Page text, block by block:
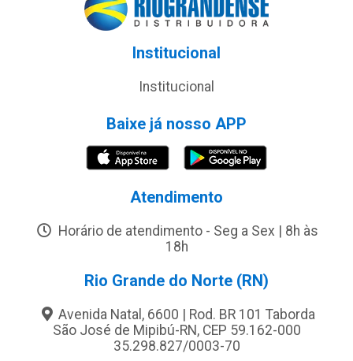
Institucional
Institucional
Baixe já nosso APP
Atendimento
Horário de atendimento - Seg a Sex | 8h às
18h
Rio Grande do Norte (RN)
Avenida Natal, 6600 | Rod. BR 101 Taborda
São José de Mipibú-RN, CEP 59.162-000
35.298.827/0003-70